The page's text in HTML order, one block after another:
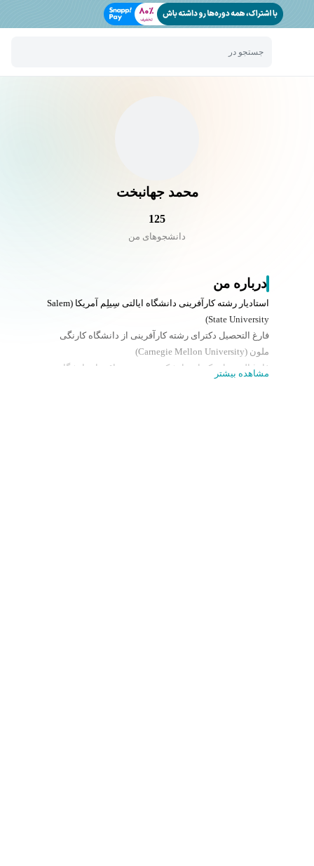
جستجو در
محمد جهانبخت
125
دانشجو‌های من
درباره من
استادیار رشته کارآفرینی دانشگاه ایالتی سِیلِم آمریکا (Salem
State University)
فارغ التحصیل دکترای رشته کارآفرینی از دانشگاه کارنگی
ملون (Carnegie Mellon University)
فارغ التحصیل دکترای دانشکده مدیریت و اقتصاد دانشگاه
مشاهده بیشتر